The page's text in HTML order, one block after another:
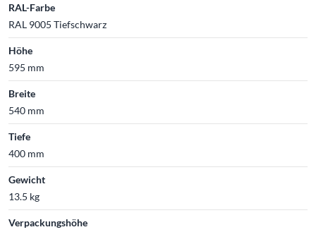
RAL-Farbe
RAL 9005 Tiefschwarz
Höhe
595 mm
Breite
540 mm
Tiefe
400 mm
Gewicht
13.5 kg
Verpackungshöhe